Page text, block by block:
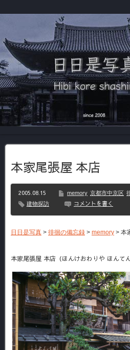
本家尾張屋 本店
2005.08.15 memory 京都市中京区
建物探訪
コメントを書く
日日是写真 > 徘徊の備忘録 > memory > 本
本家尾張屋 本店（ほんけおわりや ほん